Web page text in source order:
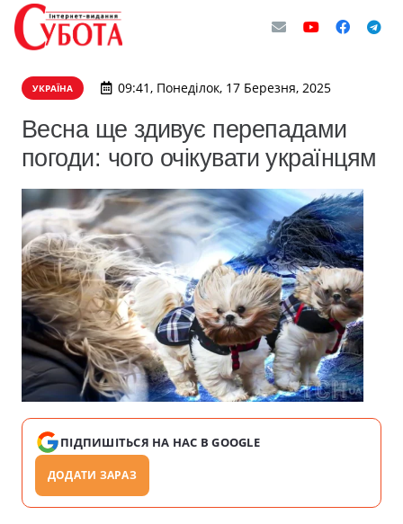
УКРАЇНА 09:41, Понеділок, 17 Березня, 2025
Весна ще здивує перепадами
погоди: чого очікувати українцям
ПІДПИШІТЬСЯ НА НАС В GOOGLE
ДОДАТИ ЗАРАЗ